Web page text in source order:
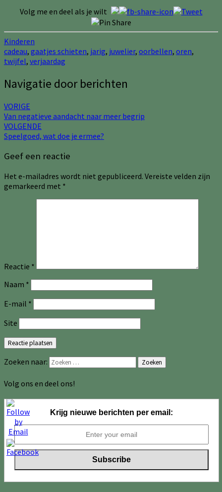
Volg me en deel als je wilt
Kinderen
cadeau, gaatjes schieten, jarig, juwelier, oorbellen, oren,
twijfel, verjaardag
Navigatie door berichten
VORIGE
Van negatieve aandacht naar meer begrip
VOLGENDE
Speelgoed, wat doe je ermee?
Geef een reactie
Het e-mailadres wordt niet gepubliceerd. Vereiste velden zijn
gemarkeerd met *
Reactie *
Naam *
E-mail *
Site
Zoeken naar: Zoeken
Volg ons en deel ons!
Krijg nieuwe berichten per email: